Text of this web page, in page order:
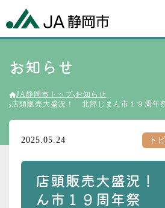
お知らせ
JA静岡市トップ お知らせ
店頭販売大盛況！ 北部じまん市１９周年
2025.05.24 ト
店頭販売大盛況
ん市１９周年祭